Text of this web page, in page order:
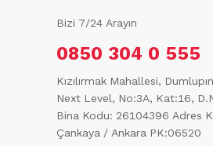
Bizi 7/24 Arayın
0850 304 0 555
Kızılırmak Mahallesi,
Next Level, No:3A, Kat:16,
Bina Kodu: 26104396 Adres
Çankaya / Ankara PK:06520